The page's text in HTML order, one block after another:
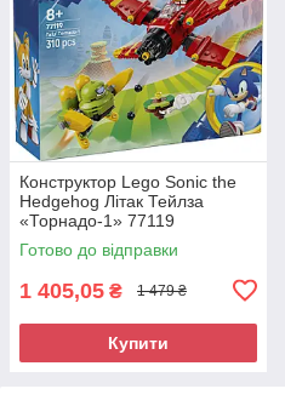
Конструктор Lego Sonic the
Hedgehog Літак Тейлза
«Торнадо-1» 77119
Готово до відправки
1 405,05 ₴ 1 479 ₴
Купити